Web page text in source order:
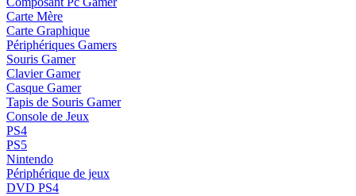
Carte Mère
Carte Graphique
Périphériques Gamers
Souris Gamer
Clavier Gamer
Casque Gamer
Tapis de Souris Gamer
Console de Jeux
PS4
PS5
Nintendo
Périphérique de jeux
DVD PS4